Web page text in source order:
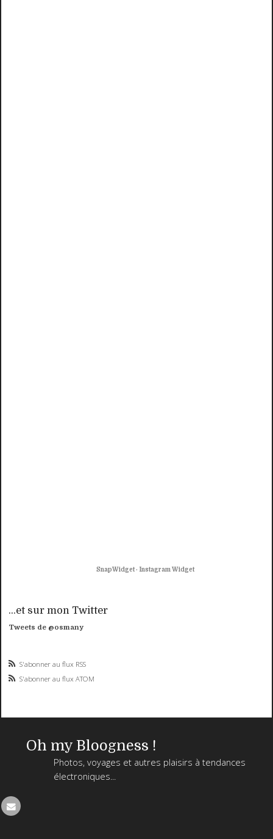
SnapWidget · Instagram Widget
...et sur mon Twitter
Tweets de @osmany
S'abonner au flux RSS
S'abonner au flux ATOM
Oh my Bloogness !
Photos, voyages et autres plaisirs à tendances
électroniques...